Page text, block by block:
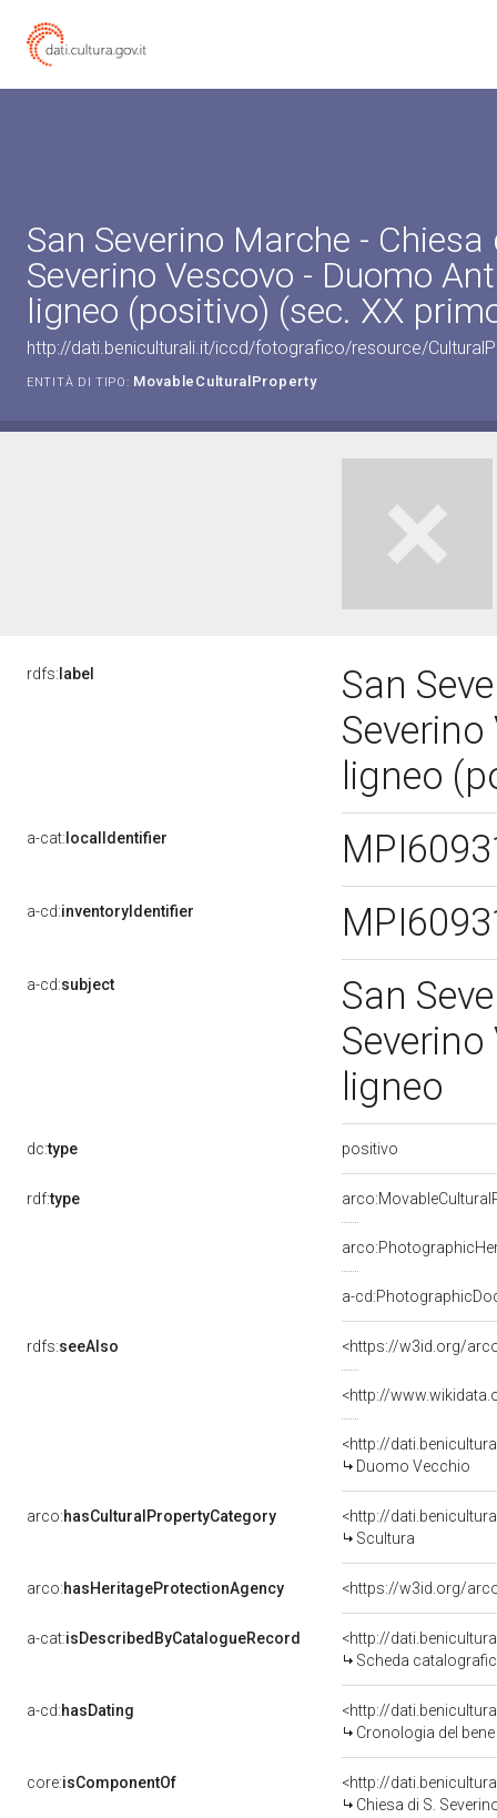
San Severino Marche - Chiesa
Severino Vescovo - Duomo
ligneo (positivo) (sec. XX
http://dati.beniculturali.it/iccd/fotografico/resource/
ENTITÀ DI TIPO: MovableCulturalProperty
rdfs: label
San
ligneo
a-cat: localIdentifier
a-cd:inventoryIdentifier
a-cd:subject
San
ligneo
dc:type positivo
rdf:type
a-
rdfs:seeAlso <https://w3id.org/
<http://
<http://
Duomo Vecchio
arco:hasCulturalPropertyCategory
<http://
Scultura
arco:hasHeritageProtectionAgency <https://w3id.org/
a-cat:isDescribedByCatalogueRecord
<http://
Scheda
a-cd:hasDating
<http://
Cronologia del
core:isComponentOf
<http://
Chiesa di S.